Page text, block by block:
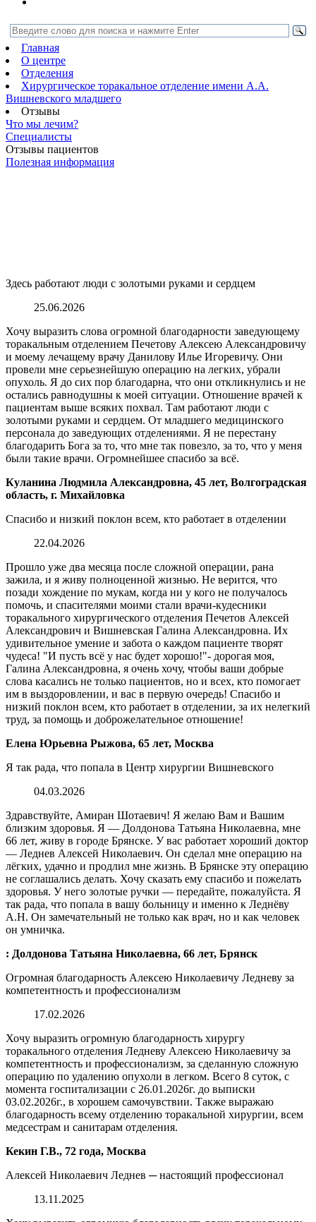
Главная
О центре
Отделения
Хирургическое торакальное отделение имени А.А.
Вишневского младшего
Отзывы
Что мы лечим?
Специалисты
Отзывы пациентов
Полезная информация
Здесь работают люди с золотыми руками и сердцем
25.06.2026
Хочу выразить слова огромной благодарности заведующему
торакальным отделением Печетову Алексею Александровичу
и моему лечащему врачу Данилову Илье Игоревичу. Они
провели мне серьезнейшую операцию на легких, убрали
опухоль. Я до сих пор благодарна, что они откликнулись и не
остались равнодушны к моей ситуации. Отношение врачей к
пациентам выше всяких похвал. Там работают люди с
золотыми руками и сердцем. От младшего медицинского
персонала до заведующих отделениями. Я не перестану
благодарить Бога за то, что мне так повезло, за то, что у меня
были такие врачи. Огромнейшее спасибо за всё.
Куланина Людмила Александровна, 45 лет, Волгоградская
область, г. Михайловка
Спасибо и низкий поклон всем, кто работает в отделении
22.04.2026
Прошло уже два месяца после сложной операции, рана
зажила, и я живу полноценной жизнью. Не верится, что
позади хождение по мукам, когда ни у кого не получалось
помочь, и спасителями моими стали врачи-кудесники
торакального хирургического отделения Печетов Алексей
Александрович и Вишневская Галина Александровна. Их
удивительное умение и забота о каждом пациенте творят
чудеса! "И пусть всё у нас будет хорошо!"- дорогая моя,
Галина Александровна, я очень хочу, чтобы ваши добрые
слова касались не только пациентов, но и всех, кто помогает
им в выздоровлении, и вас в первую очередь! Спасибо и
низкий поклон всем, кто работает в отделении, за их нелегкий
труд, за помощь и доброжелательное отношение!
Елена Юрьевна Рыжова, 65 лет, Москва
Я так рада, что попала в Центр хирургии Вишневского
04.03.2026
Здравствуйте, Амиран Шотаевич! Я желаю Вам и Вашим
близким здоровья. Я — Долдонова Татьяна Николаевна, мне
66 лет, живу в городе Брянске. У вас работает хороший доктор
— Леднев Алексей Николаевич. Он сделал мне операцию на
лёгких, удачно и продлил мне жизнь. В Брянске эту операцию
не соглашались делать. Хочу сказать ему спасибо и пожелать
здоровья. У него золотые ручки — передайте, пожалуйста. Я
так рада, что попала в вашу больницу и именно к Леднёву
А.Н. Он замечательный не только как врач, но и как человек
он умничка.
: Долдонова Татьяна Николаевна, 66 лет, Брянск
Огромная благодарность Алексею Николаевичу Ледневу за
компетентность и профессионализм
17.02.2026
Хочу выразить огромную благодарность хирургу
торакального отделения Ледневу Алексею Николаевичу за
компетентность и профессионализм, за сделанную сложную
операцию по удалению опухоли в легком. Всего 8 суток, с
момента госпитализации с 26.01.2026г. до выписки
03.02.2026г., в хорошем самочувствии. Также выражаю
благодарность всему отделению торакальной хирургии, всем
медсестрам и санитарам отделения.
Кекин Г.В., 72 года, Москва
Алексей Николаевич Леднев ─ настоящий профессионал
13.11.2025